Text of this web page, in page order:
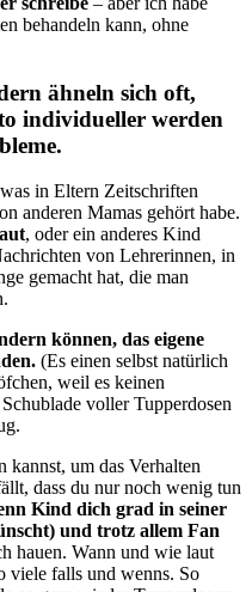
behandeln kann, ohne
ähneln sich oft,
individueller werden
in Eltern Zeitschriften
anderen Mamas gehört habe.
, oder ein anderes Kind
von Lehrerinnen, in
gemacht hat, die man
können, das eigene
(Es einen selbst natürlich
weil es keinen
voller Tupperdosen
kannst, um das Verhalten
dass du nur noch wenig tun
Kind dich grad in seiner
und trotz allem Fan
hauen. Wann und wie laut
viele falls und wenns. So